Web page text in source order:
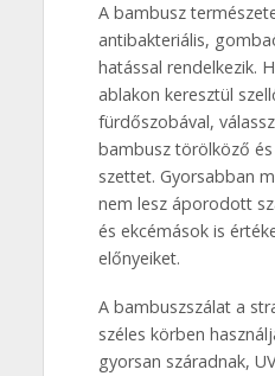
A bambusz
antibakteriális,
hatással rendelkezik.
ablakon keresztül
fürdőszobával,
bambusz törölköző
szettet. Gyorsabban
nem lesz áporodott
és ekcémások is
előnyeiket.
A bambuszszálat a
széles körben
gyorsan száradnak,